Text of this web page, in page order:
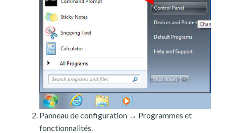
Panneau de configuration → Programmes et
fonctionnalités.